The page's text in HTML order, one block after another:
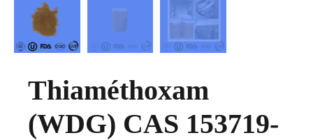
Thiaméthoxam
(WDG) CAS 153719-